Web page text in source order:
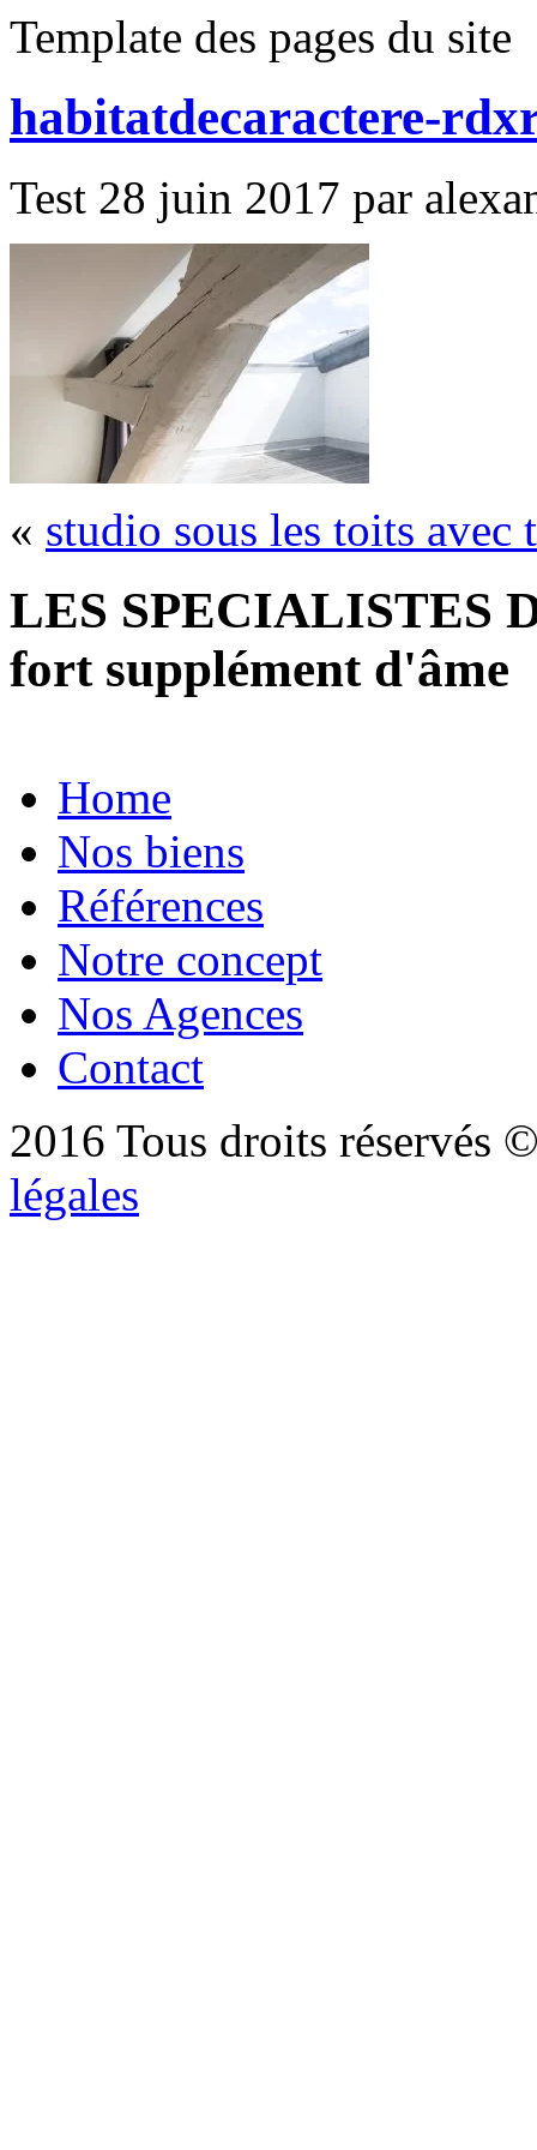
Template des pages du site
habitatdecaractere-
Test 28 juin 2017 par
« studio sous les toits avec
LES SPECIALISTES
fort supplément d'âme
Home
Nos biens
Références
Notre concept
Nos Agences
Contact
2016 Tous droits réservés
légales